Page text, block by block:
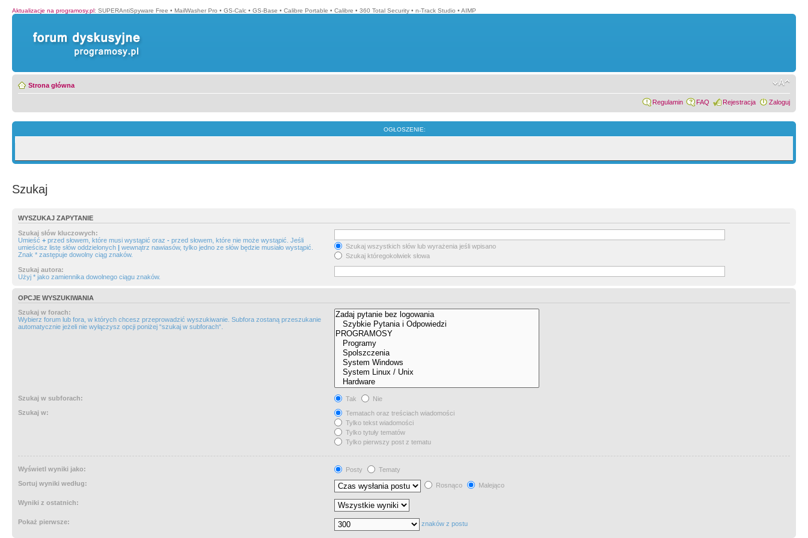
Aktualizacje na programosy.pl: SUPERAntiSpyware Free • MailWasher Pro • GS-Calc • GS-Base • Calibre Portable • Calibre • 360 Total Security • n-Track Studio • AIMP
Strona główna
Regulamin FAQ Rejestracja Zaloguj
OGŁOSZENIE:
Szukaj
WYSZUKAJ ZAPYTANIE
Szukaj słów kluczowych:
Umieść + przed słowem, które musi wystąpić oraz - przed słowem, które nie może wystąpić. Jeśli
umieścisz listę słów oddzielonych | wewnątrz nawiasów, tylko jedno ze słów będzie musiało wystąpić.
Znak * zastępuje dowolny ciąg znaków.
Szukaj wszystkich słów lub wyrażenia jeśli wpisano
Szukaj któregokolwiek słowa
Szukaj autora:
Użyj * jako zamiennika dowolnego ciągu znaków.
OPCJE WYSZUKIWANIA
Szukaj w forach:
Wybierz forum lub fora, w których chcesz przeprowadzić wyszukiwanie. Subfora zostaną przeszukanie
automatycznie jeżeli nie wyłączysz opcji poniżej “szukaj w subforach“.
Szukaj w subforach: Tak
Nie
Szukaj w:
Tematach oraz treściach wiadomości
Tylko tekst wiadomości
Tylko tytuły tematów
Tylko pierwszy post z tematu
Wyświetl wyniki jako: Posty
Tematy
Sortuj wyniki według:
Rosnąco Malejąco
Wyniki z ostatnich:
Pokaż pierwsze: znaków z postu